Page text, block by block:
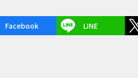
Facebook LINE